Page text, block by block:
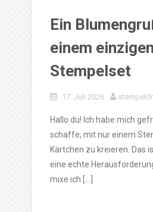
Ein
einem einzigen
Stempelset
17. Juli 2026
Hallo du! Ich habe mich
schaffe, mit nur einem
Kärtchen zu kreieren. Das
eine echte
mixe ich […]